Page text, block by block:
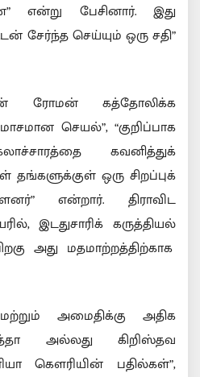
என்று பேசினார். இது
சேர்ந்த செய்யும் ஒரு சதி”
ரோமன் கத்தோலிக்க
செயல்”, “குறிப்பாக
கவனித்துக்
ஒரு சிறப்புக்
என்றார். திராவிட
இடதுசாரிக் கருத்தியல்
அது மதமாற்றத்திற்காக
மற்றும் அமைதிக்கு அதிக
அல்லது கிறிஸ்தவ
கௌரியின் பதில்கள்”,